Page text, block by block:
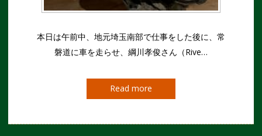
本日は午前中、地元埼玉南部で仕事をした後に、常
磐道に車を走らせ、綱川孝俊さん（Rive…
Read more